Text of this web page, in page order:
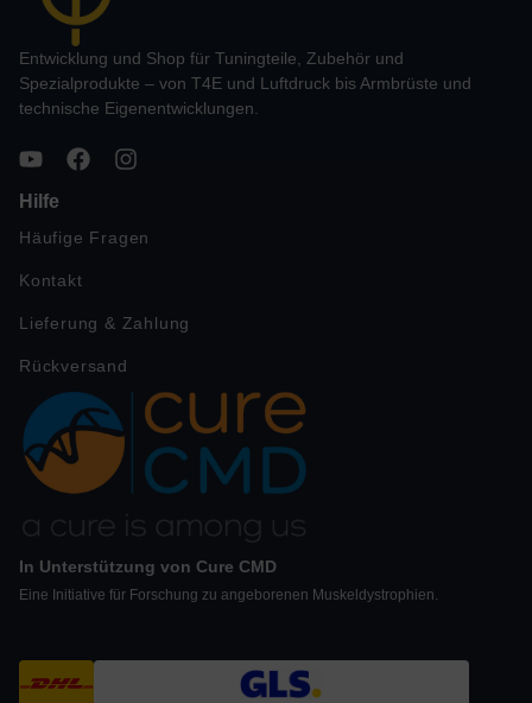
Entwicklung und Shop für Tuningteile, Zubehör und
Spezialprodukte – von T4E und Luftdruck bis Armbrüste und
technische Eigenentwicklungen.
Hilfe
Häufige Fragen
Kontakt
Lieferung & Zahlung
Rückversand
In Unterstützung von Cure CMD
Eine Initiative für Forschung zu angeborenen Muskeldystrophien.